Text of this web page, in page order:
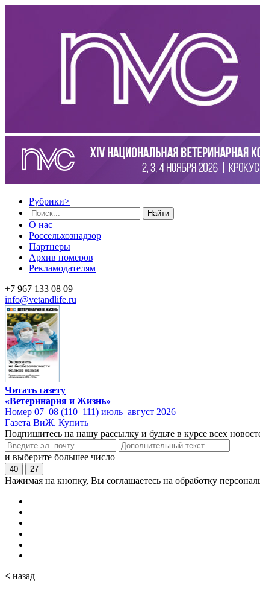
Рубрики>
Найти
О нас
Россельхознадзор
Партнеры
Архив номеров
Рекламодателям
+7 967 133 08 09
info@vetandlife.ru
Читать газету
«Ветеринария и Жизнь»
Номер 07–08 (110–111) июль–август 2026
Газета ВиЖ. Купить
Подпишитесь на нашу рассылку и будьте в курсе всех
и выберите большее число
40 27
Нажимая на кнопку, Вы соглашаетесь на обработку
< назад